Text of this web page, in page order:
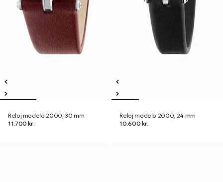
Reloj modelo 2000, 30 mm
11.700 kr.
Reloj modelo 2000, 24 mm
10.600 kr.